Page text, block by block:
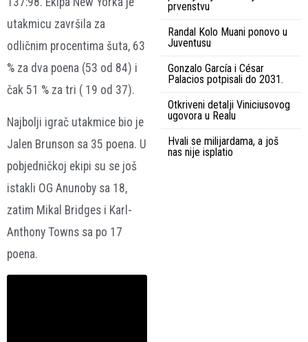
utakmicu završila za
odličnim procentima šuta, 63
% za dva poena (53 od 84) i
čak 51 % za tri ( 19 od 37).
Najbolji igrač utakmice bio je
Jalen Brunson sa 35 poena. U
pobjedničkoj ekipi su se još
istakli OG Anunoby sa 18,
zatim Mikal Bridges i Karl-
Anthony Towns sa po 17
poena.
prvenstvu
Randal Kolo Muani ponovo u
Juventusu
Gonzalo García i César
Palacios potpisali do 2031.
Otkriveni detalji Viniciusovog
ugovora u Realu
Hvali se milijardama, a još
nas nije isplatio